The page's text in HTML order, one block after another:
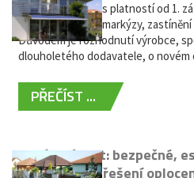
Vážení zákazníci, s platností od 1.
nabídky výsuvné markýzy,
Důvodem je rozhodnutí výrobce,
dlouholetého dodavatele, o novém
PŘEČÍST ...
Hliníkový plot: bezpečné,
bezúdržbové řešení